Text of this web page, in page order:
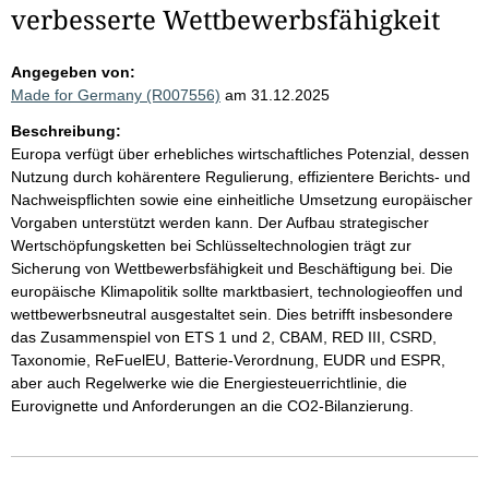
verbesserte Wettbewerbsfähigkeit
Angegeben von:
Made for Germany (R007556) am 31.12.2025
Beschreibung:
Europa verfügt über erhebliches wirtschaftliches Potenzial, dessen
Nutzung durch kohärentere Regulierung, effizientere Berichts- und
Nachweispflichten sowie eine einheitliche Umsetzung europäischer
Vorgaben unterstützt werden kann. Der Aufbau strategischer
Wertschöpfungsketten bei Schlüsseltechnologien trägt zur
Sicherung von Wettbewerbsfähigkeit und Beschäftigung bei. Die
europäische Klimapolitik sollte marktbasiert, technologieoffen und
wettbewerbsneutral ausgestaltet sein. Dies betrifft insbesondere
das Zusammenspiel von ETS 1 und 2, CBAM, RED III, CSRD,
Taxonomie, ReFuelEU, Batterie-Verordnung, EUDR und ESPR,
aber auch Regelwerke wie die Energiesteuerrichtlinie, die
Eurovignette und Anforderungen an die CO2-Bilanzierung.